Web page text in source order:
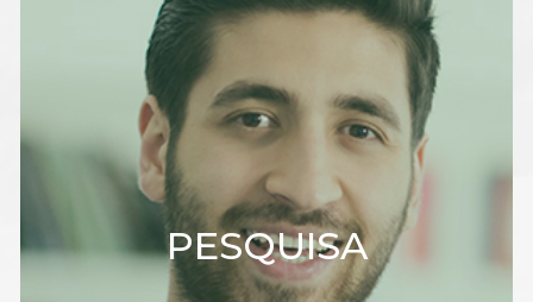
PESQUISA